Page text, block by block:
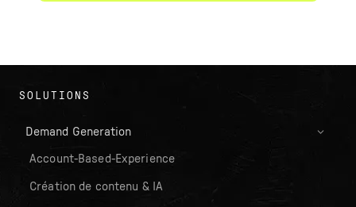
SOLUTIONS
Demand Generation
Account-Based-Experience
Création de contenu & IA